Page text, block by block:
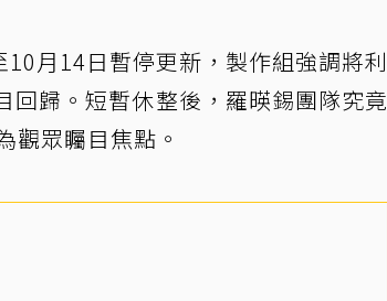
月14日暫停更新，製作組強調將利
回歸。短暫休整後，羅暎錫團隊究竟
觀眾矚目焦點。